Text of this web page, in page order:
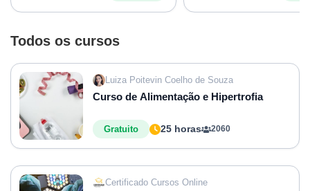
Todos os cursos
Luiza Poitevin Coelho de Souza
Curso de Alimentação e Hipertrofia
25 horas
Gratuito 2060
Certificado Cursos Online